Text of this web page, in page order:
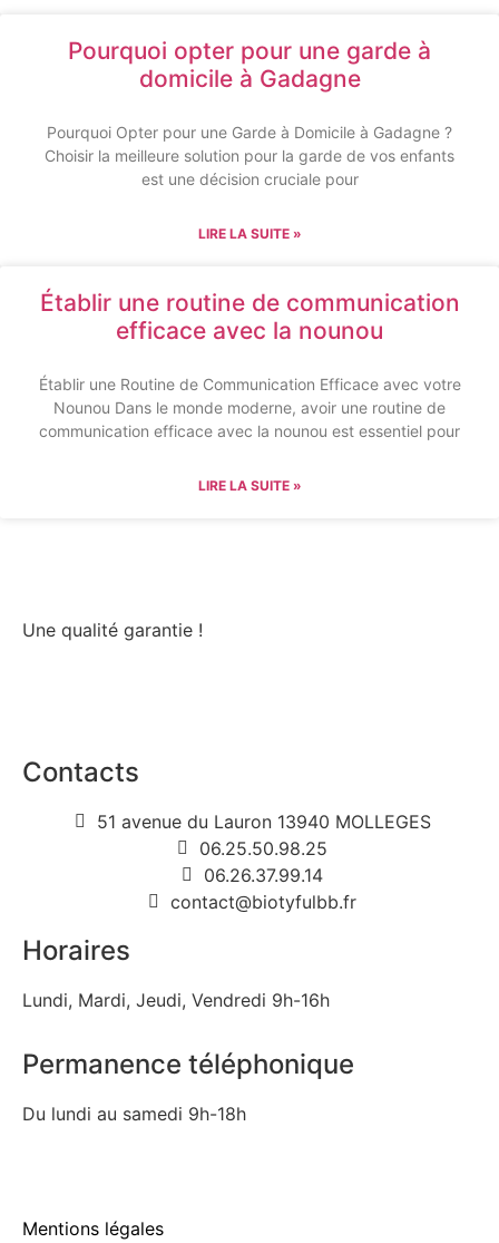
Pourquoi opter pour une garde à
domicile à Gadagne
Pourquoi Opter pour une Garde à Domicile à Gadagne ?
Choisir la meilleure solution pour la garde de vos enfants
est une décision cruciale pour
LIRE LA SUITE »
Établir une routine de communication
efficace avec la nounou
Établir une Routine de Communication Efficace avec votre
Nounou Dans le monde moderne, avoir une routine de
communication efficace avec la nounou est essentiel pour
LIRE LA SUITE »
Une qualité garantie !
Contacts
51 avenue du Lauron 13940 MOLLEGES
06.25.50.98.25
06.26.37.99.14
contact@biotyfulbb.fr
Horaires
Lundi, Mardi, Jeudi, Vendredi 9h-16h
Permanence téléphonique
Du lundi au samedi 9h-18h
Mentions légales